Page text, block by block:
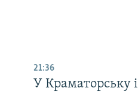
21:36
У Краматорську і